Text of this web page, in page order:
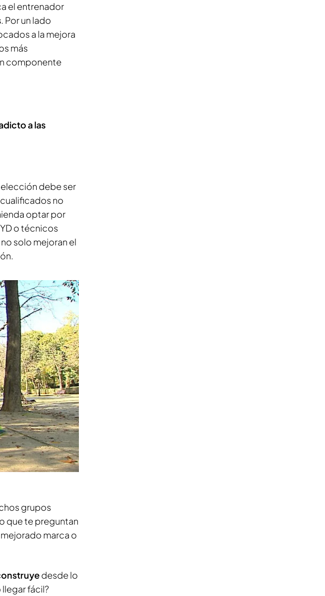
el entrenador
. Por un lado
a la mejora
más
componente
a las
elección debe ser
no
optar por
o técnicos
solo mejoran el
grupos
que te preguntan
marca o
desde lo
fácil?